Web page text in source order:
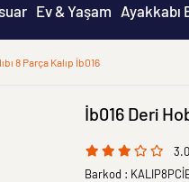
Ev & Yaşam Ayakkabı
8 Parça Kalıp İb016
İb016 Deri
3.0
Barkod :